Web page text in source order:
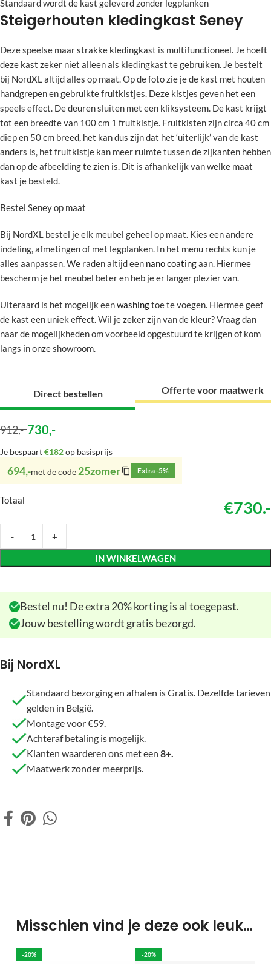
Standaard wordt de kast geleverd zonder legplanken
Steigerhouten kledingkast Seney
Deze speelse maar strakke kledingkast is multifunctioneel. Je hoeft
deze kast zeker niet alleen als kledingkast te gebruiken. Je bestelt
bij NordXL altijd alles op maat. Op de foto zie je de kast met houten
handgrepen en gebruikte fruitkistjes. Deze kistjes geven het een
speels effect. De deuren sluiten met een kliksysteem. De kast krijgt
tot een breedte van 100 cm 1 fruitkistje. Fruitkisten zijn circa 40 cm
diep en 50 cm breed, het kan dus zijn dat het ‘uiterlijk’ van de kast
anders is, het fruitkistje kan meer ruimte tussen de zijkanten hebben
dan op de afbeelding te zien is. Dit is afhankelijk van welke maat
kast je besteld.
Bestel Seney op maat
Bij NordXL bestel je elk meubel geheel op maat. Kies een andere
indeling, afmetingen of met legplanken. In het menu rechts kun je
alles aanpassen. We raden altijd een nano coatingaan. Hiermee
bescherm je het meubel beter en heb je er langer plezier van.
Uiteraard is het mogelijk eenwashingtoe te voegen. Hiermee geef
de kast een uniek effect. Wil je zeker zijn van de kleur? Vraag dan
naar de mogelijkheden om voorbeeld opgestuurd te krijgen of kom
langs in onze showroom.
Direct bestellen Offerte voor maatwerk
912,- 730,-
Je bespaart€182op basisprijs
694,-met de code 25zomer Extra -5%
Totaal €730.-
IN WINKELWAGEN
Bestel nu! De extra 20% korting is al toegepast.
Jouw bestelling wordt gratis bezorgd.
Bij NordXL
Standaard bezorging en afhalen is Gratis. Dezelfde tarieven
gelden in België.
Montage voor €59.
Achteraf betaling is mogelijk.
Klanten waarderen ons met een 8+.
Maatwerk zonder meerprijs.
Misschien vind je deze ook leuk…
-20% -20%